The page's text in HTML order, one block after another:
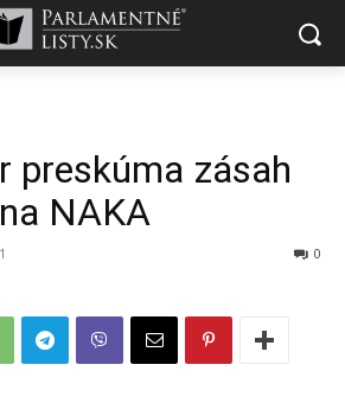
preskúma zásah
NAKA
0